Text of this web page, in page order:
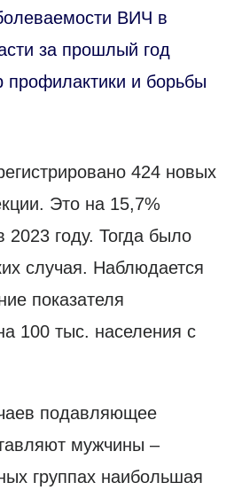
ВИЧ в
за прошлый год
профилактики и борьбы
424 новых
Это на 15,7%
году. Тогда было
случая. Наблюдается
показателя
100 тыс. населения с
подавляющее
мужчины –
группах наибольшая